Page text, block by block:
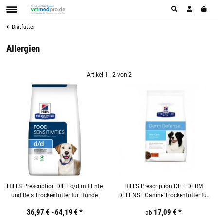
Diätfutter
Allergien
Artikel 1 - 2 von 2
HILL'S Prescription DIET d/d mit Ente
und Reis Trockenfutter für Hunde
36,97 € -64,19 € *
HILL'S Prescription DIET DERM
DEFENSE Canine Trockenfutter für
ab 17,09 € *